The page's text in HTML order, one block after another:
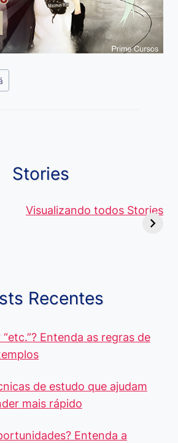
Stories
Visualizando todos Stories
de 5 Centavos
Curso de
Pacote
Recentes
Entenda as regras de
de estudo que ajudam
mais rápido
Entenda a